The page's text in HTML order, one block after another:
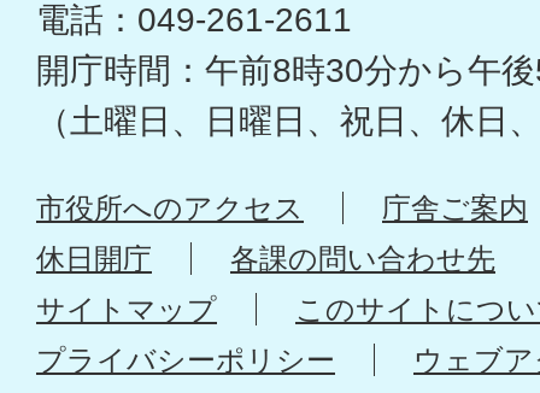
電話：049-261-2611
開庁時間：午前8時30分から午
（土曜日、日曜日、祝日、休日
市役所へのアクセス
庁舎ご案内
休日開庁
各課の問い合わせ先
サイトマップ
このサイトにつ
プライバシーポリシー
ウェブ